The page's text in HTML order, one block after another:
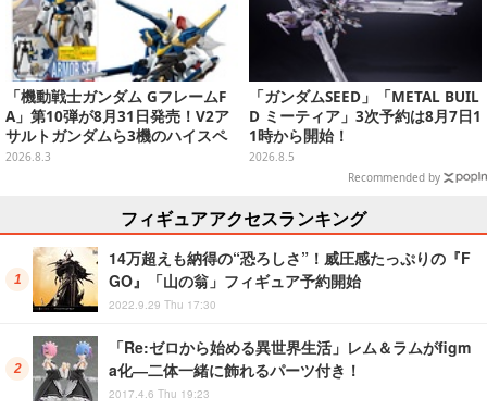
「機動戦士ガンダム GフレームF
A」第10弾が8月31日発売！V2ア
サルトガンダムら3機のハイスペ
ック可動フィギュア
2026.8.3
「ガンダムSEED」「METAL BUIL
D ミーティア」3次予約は8月7日1
1時から開始！
2026.8.5
Recommended by
フィギュアアクセスランキング
14万超えも納得の“恐ろしさ”！威圧感たっぷりの『F
GO』「山の翁」フィギュア予約開始
2022.9.29 Thu 17:30
「Re:ゼロから始める異世界生活」レム＆ラムがfigm
a化―二体一緒に飾れるパーツ付き！
2017.4.6 Thu 19:23